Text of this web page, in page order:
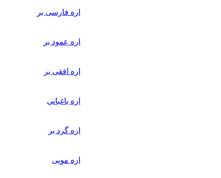
اره فارسی بر
اره عمود بر
اره افقی بر
اره باغبانی
اره گرد بر
اره مویی